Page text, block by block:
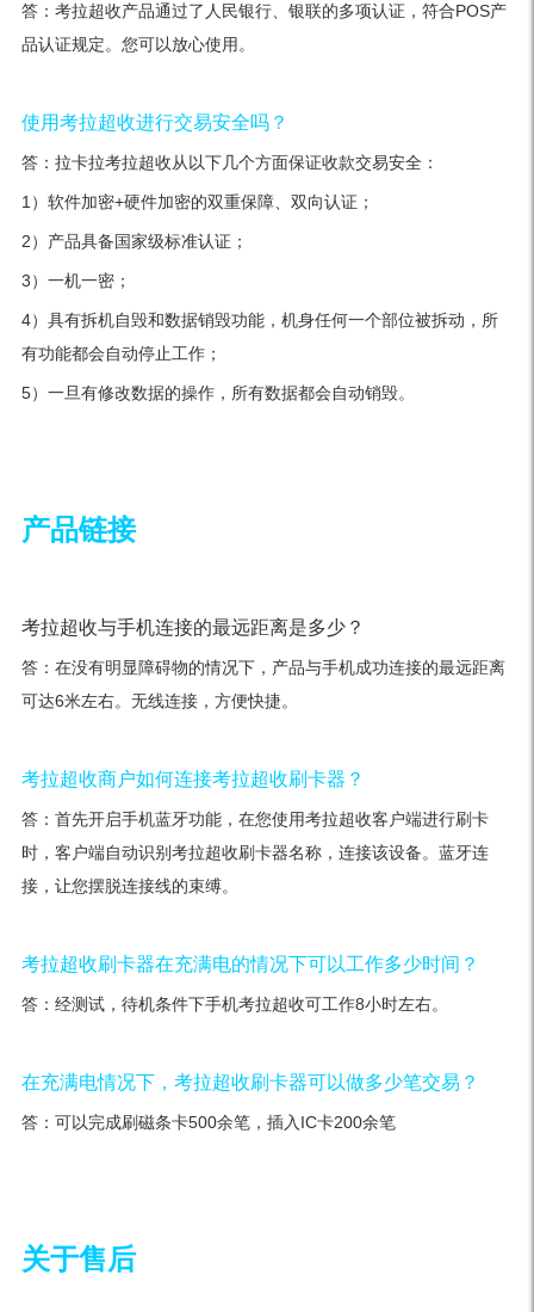
答：考拉超收产品通过了人民银行、银联的多项认证，符合POS产
品认证规定。您可以放心使用。
使用考拉超收进行交易安全吗？
答：拉卡拉考拉超收从以下几个方面保证收款交易安全：
1）软件加密+硬件加密的双重保障、双向认证；
2）产品具备国家级标准认证；
3）一机一密；
4）具有拆机自毁和数据销毁功能，机身任何一个部位被拆动，所
有功能都会自动停止工作；
5）一旦有修改数据的操作，所有数据都会自动销毁。
产品链接
考拉超收与手机连接的最远距离是多少？
答：在没有明显障碍物的情况下，产品与手机成功连接的最远距离
可达6米左右。无线连接，方便快捷。
考拉超收商户如何连接考拉超收刷卡器？
答：首先开启手机蓝牙功能，在您使用考拉超收客户端进行刷卡
时，客户端自动识别考拉超收刷卡器名称，连接该设备。蓝牙连
接，让您摆脱连接线的束缚。
考拉超收刷卡器在充满电的情况下可以工作多少时间？
答：经测试，待机条件下手机考拉超收可工作8小时左右。
在充满电情况下，考拉超收刷卡器可以做多少笔交易？
答：可以完成刷磁条卡500余笔，插入IC卡200余笔
关于售后